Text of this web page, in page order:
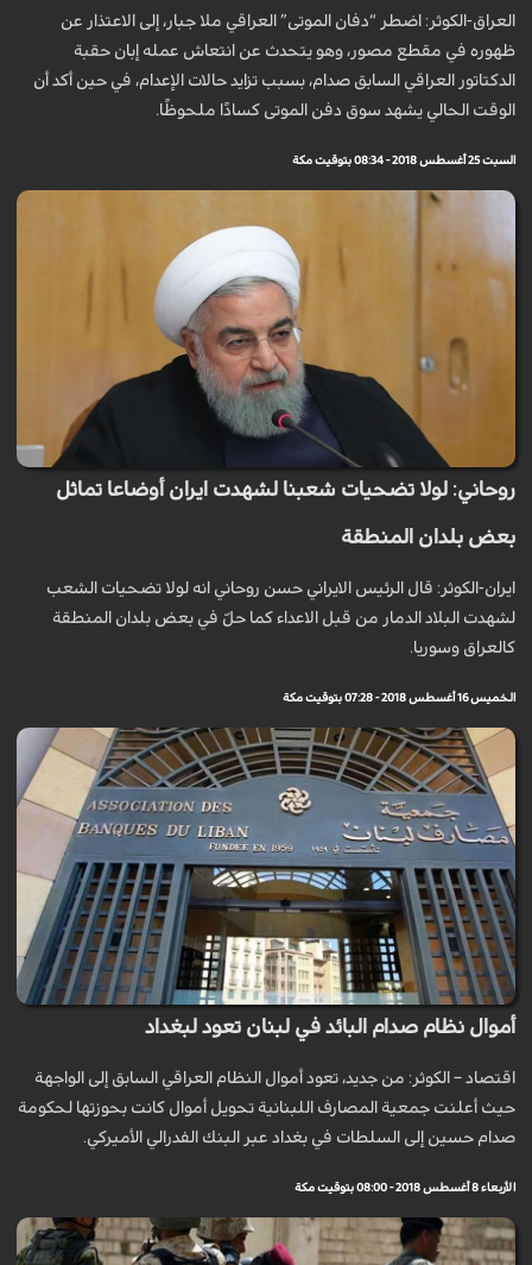
العراق-الكوثر: اضطر “دفان الموتى” العراقي ملا جبار، إلى الاعتذار عن
ظهوره في مقطع مصور، وهو يتحدث عن انتعاش عمله إبان حقبة
الدكتاتور العراقي السابق صدام، بسبب تزايد حالات الإعدام، في حين أكد أن
الوقت الحالي يشهد سوق دفن الموتى كسادًا ملحوظًا.
السبت 25 أغسطس 2018 - 08:34 بتوقيت مكة
روحاني: لولا تضحيات شعبنا لشهدت ايران أوضاعا تماثل
بعض بلدان المنطقة
ايران-الكوثر: قال الرئيس الايراني حسن روحاني انه لولا تضحيات الشعب
لشهدت البلاد الدمار من قبل الاعداء كما حلّ في بعض بلدان المنطقة
كالعراق وسوريا.
الخميس 16 أغسطس 2018 - 07:28 بتوقيت مكة
أموال نظام صدام البائد في لبنان تعود لبغداد
اقتصاد – الكوثر: من جديد، تعود أموال النظام العراقي السابق إلى الواجهة
حيث أعلنت جمعية المصارف اللبنانية تحويل أموال كانت بحوزتها لحكومة
صدام حسين إلى السلطات في بغداد عبر البنك الفدرالي الأميركي.
الأربعاء 8 أغسطس 2018 - 08:00 بتوقيت مكة